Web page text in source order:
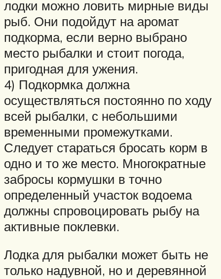
лодки можно ловить мирные виды
рыб. Они подойдут на аромат
подкорма, если верно выбрано
место рыбалки и стоит погода,
пригодная для ужения.
4) Подкормка должна
осуществляться постоянно по ходу
всей рыбалки, с небольшими
временными промежутками.
Следует стараться бросать корм в
одно и то же место. Многократные
забросы кормушки в точно
определенный участок водоема
должны спровоцировать рыбу на
активные поклевки.
Лодка для рыбалки может быть не
только надувной, но и деревянной